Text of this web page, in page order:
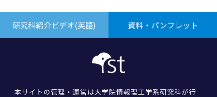
研究科紹介ビデオ(英語) 資料・パンフレット
本サイトの管理・運営は大学院情報理工学系研究科が行